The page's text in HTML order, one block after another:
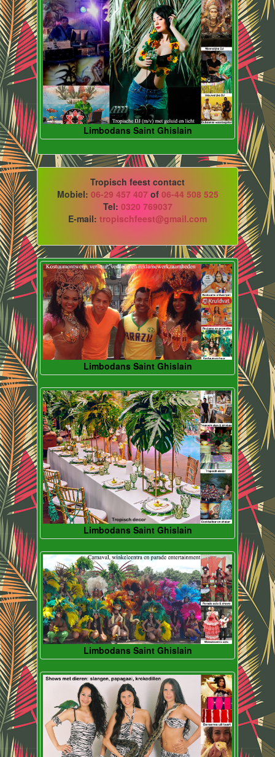
Limbodans Saint Ghislain
Tropisch feest contact
Mobiel: 06-29 457 407 of 06-44 508 525
Tel: 0320 769037
E-mail: tropischfeest@gmail.com
Limbodans Saint Ghislain
Limbodans Saint Ghislain
Limbodans Saint Ghislain